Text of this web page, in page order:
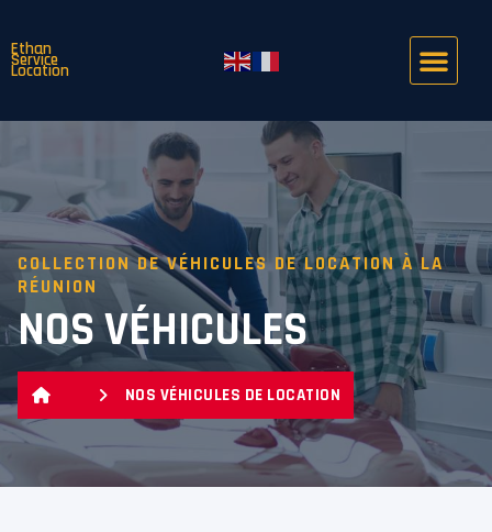
Ethan
Service
Location
COLLECTION DE VÉHICULES DE LOCATION À LA
RÉUNION
NOS VÉHICULES
NOS VÉHICULES DE LOCATION